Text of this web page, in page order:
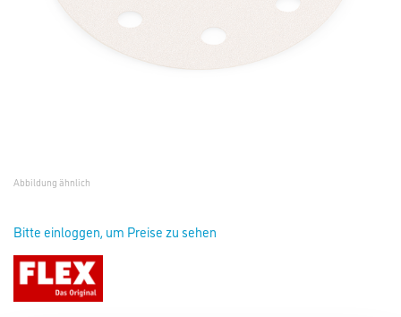
Abbildung ähnlich
Bitte einloggen, um Preise zu sehen